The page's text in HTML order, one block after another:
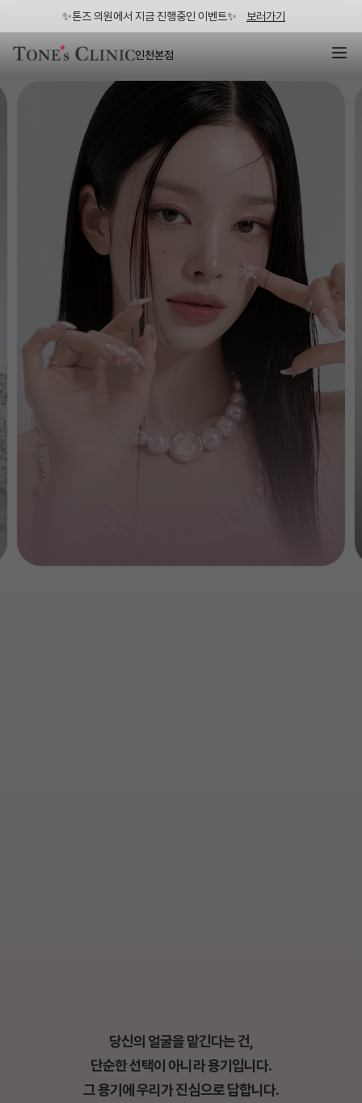
✨톤즈 의원에서 지금 진행중인 이벤트✨ 보러가기
인천본점
인천피부과 | 부평 톤즈의원
당신의 얼굴을 맡긴다는 건,
단순한 선택이 아니라 용기입니다.
그 용기에 우리가 진심으로 답합니다.